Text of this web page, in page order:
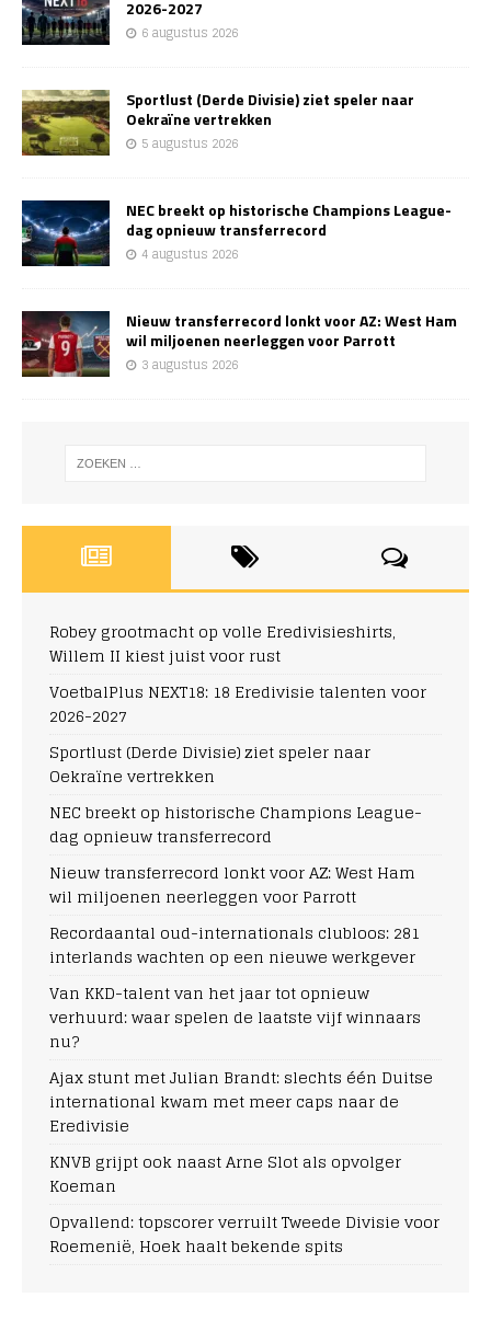
2026-2027
6 augustus 2026
Sportlust (Derde Divisie) ziet speler naar
Oekraïne vertrekken
5 augustus 2026
NEC breekt op historische Champions League-
dag opnieuw transferrecord
4 augustus 2026
Nieuw transferrecord lonkt voor AZ: West Ham
wil miljoenen neerleggen voor Parrott
3 augustus 2026
Robey grootmacht op volle Eredivisieshirts,
Willem II kiest juist voor rust
VoetbalPlus NEXT18: 18 Eredivisie talenten voor
2026-2027
Sportlust (Derde Divisie) ziet speler naar
Oekraïne vertrekken
NEC breekt op historische Champions League-
dag opnieuw transferrecord
Nieuw transferrecord lonkt voor AZ: West Ham
wil miljoenen neerleggen voor Parrott
Recordaantal oud-internationals clubloos: 281
interlands wachten op een nieuwe werkgever
Van KKD-talent van het jaar tot opnieuw
verhuurd: waar spelen de laatste vijf winnaars
nu?
Ajax stunt met Julian Brandt: slechts één Duitse
international kwam met meer caps naar de
Eredivisie
KNVB grijpt ook naast Arne Slot als opvolger
Koeman
Opvallend: topscorer verruilt Tweede Divisie voor
Roemenië, Hoek haalt bekende spits